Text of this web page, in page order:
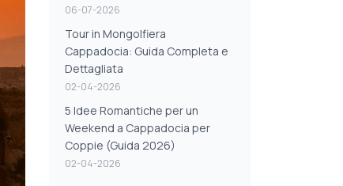
06-07-2026
Tour in Mongolfiera
Cappadocia: Guida Completa e
Dettagliata
02-04-2026
5 Idee Romantiche per un
Weekend a Cappadocia per
Coppie (Guida 2026)
02-04-2026